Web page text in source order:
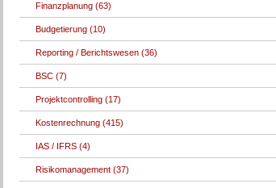
Finanzplanung (63)
Budgetierung (10)
Reporting / Berichtswesen (36)
BSC (7)
Projektcontrolling (17)
Kostenrechnung (415)
IAS / IFRS (4)
Risikomanagement (37)